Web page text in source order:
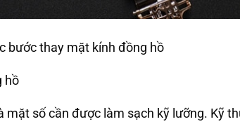
bước thay mặt kính đồng hồ
hồ
mặt số cần được làm sạch kỹ lưỡng. Kỹ